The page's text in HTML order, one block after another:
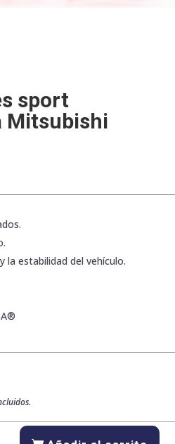
sport
Mitsubishi
la estabilidad del vehículo.